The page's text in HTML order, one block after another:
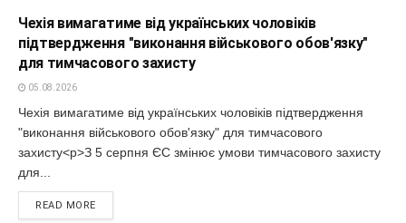
Чехія вимагатиме від українських чоловіків
підтвердження "виконання військового обов'язку"
для тимчасового захисту
05.08.2026
Чехія вимагатиме від українських чоловіків підтвердження
"виконання військового обов'язку" для тимчасового
захисту<p>З 5 серпня ЄС змінює умови тимчасового захисту
для...
READ MORE